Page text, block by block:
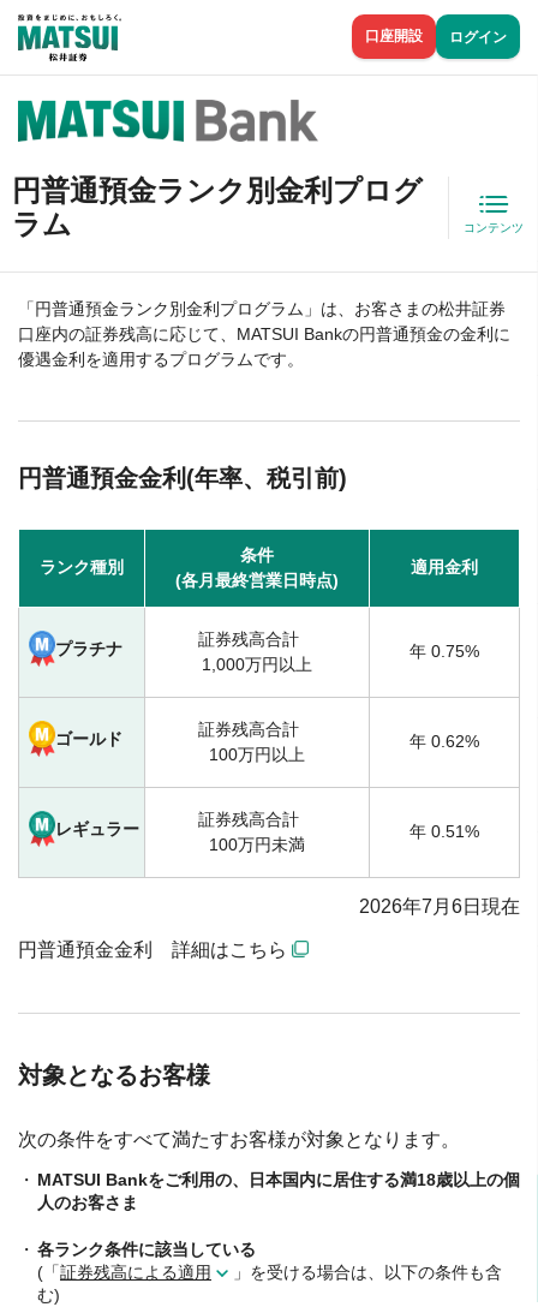
口座開設 ログイン
円普通預金ランク別金利プログ
ラム
コンテンツ
「円普通預金ランク別金利プログラム」は、お客さまの松井証券
口座内の証券残高に応じて、MATSUI Bankの円普通預金の金利に
優遇金利を適用するプログラムです。
円普通預金金利(年率、税引前)
ランク種別
条件
(各月最終営業日時点)
適用金利
プラチナ
証券残高合計
1,000万円以上
年 0.75%
ゴールド
証券残高合計
100万円以上
年 0.62%
レギュラー
証券残高合計
100万円未満
年 0.51%
2026年7月6日現在
円普通預金金利 詳細はこちら
対象となるお客様
次の条件をすべて満たすお客様が対象となります。
MATSUI Bankをご利用の、日本国内に居住する満18歳以上の個
人のお客さま
各ランク条件に該当している
(「証券残高による適用
」を受ける場合は、以下の条件も含
む)